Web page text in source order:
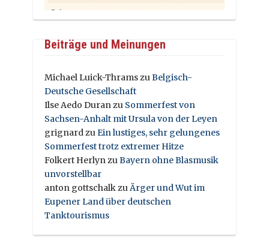
Beiträge und Meinungen
Michael Luick-ThramszuBelgisch-
Deutsche Gesellschaft
Ilse Aedo Duranzu Sommerfest von
Sachsen-Anhalt mit Ursula von der Leyen
grignardzuEin lustiges, sehr gelungenes
Sommerfest trotz extremer Hitze
Folkert HerlynzuBayern ohne Blasmusik
unvorstellbar
anton gottschalkzuÄrger und Wut im
Eupener Land über deutschen
Tanktourismus